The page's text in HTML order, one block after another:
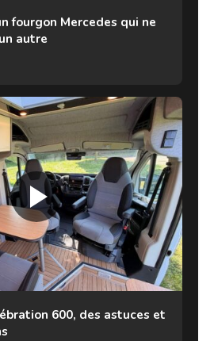
fourgon Mercedes qui ne
autre
600, des astuces et